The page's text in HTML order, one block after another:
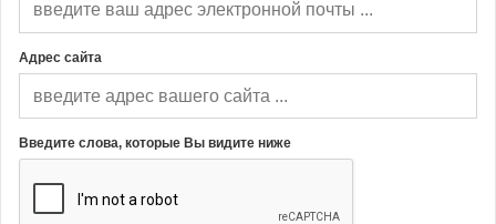
Адрес сайта
Введите слова, которые Вы видите ниже